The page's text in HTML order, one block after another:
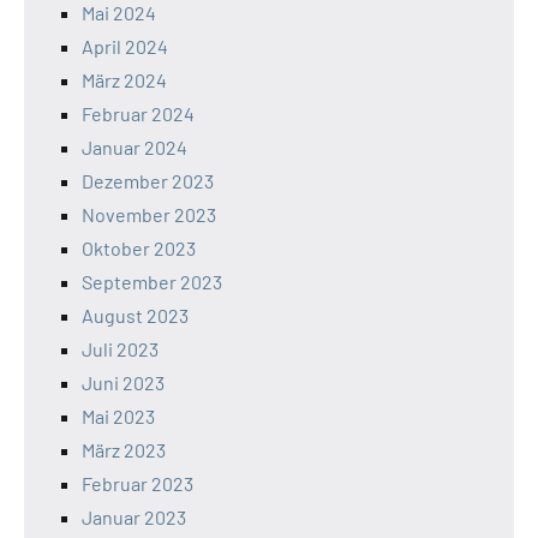
Mai 2024
April 2024
März 2024
Februar 2024
Januar 2024
Dezember 2023
November 2023
Oktober 2023
September 2023
August 2023
Juli 2023
Juni 2023
Mai 2023
März 2023
Februar 2023
Januar 2023